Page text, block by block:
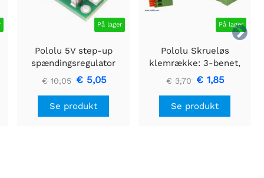

På lager
Pololu 5V step-up
spændingsregulator
U3V16F5
€ 10,05 € 5,05
Se produkt
På lager
Pololu Skrueløs
klemrække: 3-benet,
0,1" pitch, sideindgang
(3-pack)
€ 3,70 € 1,85
Se produkt